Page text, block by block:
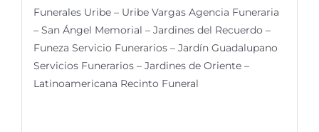
Funerales Uribe – Uribe Vargas Agencia Funeraria
– San Ángel Memorial – Jardines del Recuerdo –
Funeza Servicio Funerarios – Jardín Guadalupano
Servicios Funerarios – Jardines de Oriente –
Latinoamericana Recinto Funeral